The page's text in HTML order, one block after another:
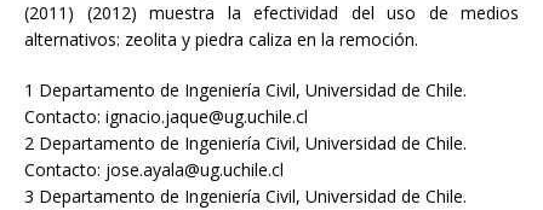
(2011) (2012) muestra la efectividad del uso de medios
alternativos: zeolita y piedra caliza en la remoción.
1 Departamento de Ingeniería Civil, Universidad de Chile.
Contacto: ignacio.jaque@ug.uchile.cl
2 Departamento de Ingeniería Civil, Universidad de Chile.
Contacto: jose.ayala@ug.uchile.cl
3 Departamento de Ingeniería Civil, Universidad de Chile.